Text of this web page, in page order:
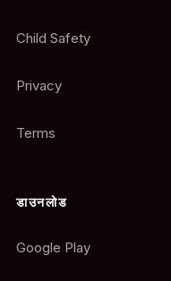
Child Safety
Privacy
Terms
डाउनलोड
Google Play